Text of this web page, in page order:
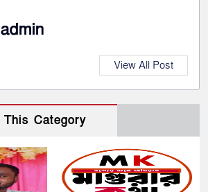
admin
View All Post
Category